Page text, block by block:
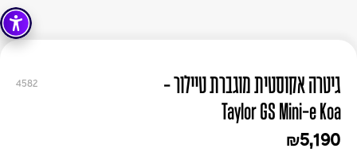
4582
גיטרה אקוסטית מוגברת טיילור -
Taylor GS Mini-e Koa
₪5,190